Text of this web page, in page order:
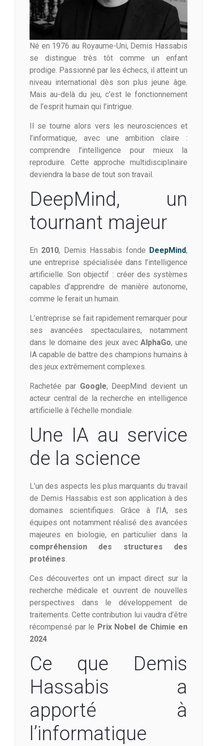
Né en 1976 au Royaume-Uni, Demis Hassabis
se distingue très tôt comme un enfant
prodige. Passionné par les échecs, il atteint un
niveau international dès son plus jeune âge.
Mais au-delà du jeu, c’est le fonctionnement
de l’esprit humain qui l’intrigue.
Il se tourne alors vers les neurosciences et
l’informatique, avec une ambition claire :
comprendre l’intelligence pour mieux la
reproduire. Cette approche multidisciplinaire
deviendra la base de tout son travail.
DeepMind, un
tournant majeur
En 2010, Demis Hassabis fonde DeepMind,
une entreprise spécialisée dans l’intelligence
artificielle. Son objectif : créer des systèmes
capables d’apprendre de manière autonome,
comme le ferait un humain.
L’entreprise se fait rapidement remarquer pour
ses avancées spectaculaires, notamment
dans le domaine des jeux avecAlphaGo, une
IA capable de battre des champions humains à
des jeux extrêmement complexes.
Rachetée par Google, DeepMind devient un
acteur central de la recherche en intelligence
artificielle à l’échelle mondiale.
Une IA au service
de la science
L’un des aspects les plus marquants du travail
de Demis Hassabis est son application à des
domaines scientifiques. Grâce à l’IA, ses
équipes ont notamment réalisé des avancées
majeures en biologie, en particulier dans la
compréhension des structures des
protéines.
Ces découvertes ont un impact direct sur la
recherche médicale et ouvrent de nouvelles
perspectives dans le développement de
traitements. Cette contribution lui vaudra d’être
récompensé par le Prix Nobel de Chimie en
2024.
Ce que Demis
Hassabis a
apporté à
l’informatique